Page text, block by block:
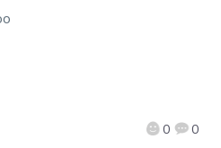
0 0